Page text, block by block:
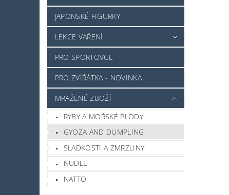
JAPONSKÉ FIGURKY
LEKCE VAŘENÍ
PRO SPORTOVCE
PRO ZVÍŘÁTKA - NOVINKA
MRAŽENÉ ZBOŽÍ
RYBY A MOŘSKÉ PLODY
GYOZA AND DUMPLING
SLADKOSTI A ZMRZLINY
NUDLE
NATTO